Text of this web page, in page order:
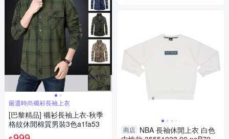
嚴選時尚襯衫長袖上衣
[巴黎精品] 襯衫長袖上衣-秋季
格紋休閒棉質男裝3色a1fa53
商店 NBA 長袖休閒上衣 白色